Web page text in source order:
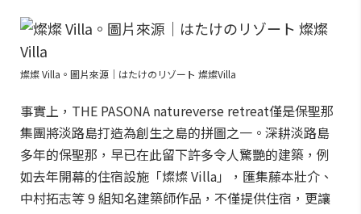
燦燦 Villa。圖片來源｜はたけのリゾート 燦燦Villa
事實上，THE PASONA natureverse retreat僅是保聖那
集團將淡路島打造為創生之島的拼圖之一。深耕淡路島
多年的保聖那，早已在此留下許多令人驚艷的建築，例
如去年開幕的住宿設施「燦燦 Villa」，匯集藤本壯介、
中村拓志等 9 組知名建築師作品，不僅提供住宿，更讓